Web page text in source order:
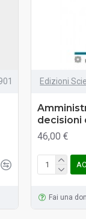
Edizioni
decisioni
46,00 €
Fai una